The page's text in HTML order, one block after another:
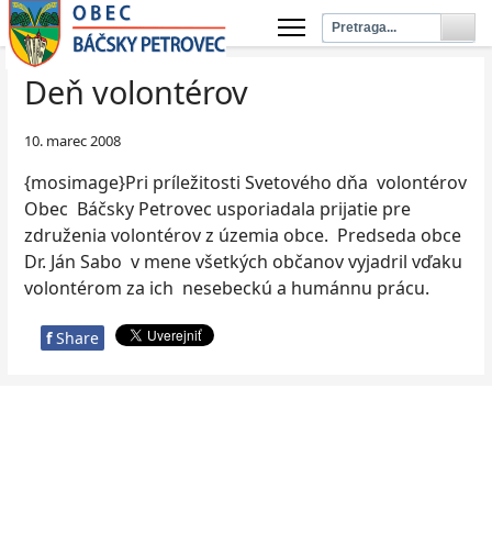
Deň volontérov
10. marec 2008
{mosimage}Pri príležitosti Svetového dňa volontérov
Obec Báčsky Petrovec usporiadala prijatie pre
združenia volontérov z územia obce. Predseda obce
Dr. Ján Sabo v mene všetkých občanov vyjadril vďaku
volontérom za ich nesebeckú a humánnu prácu.
f Share